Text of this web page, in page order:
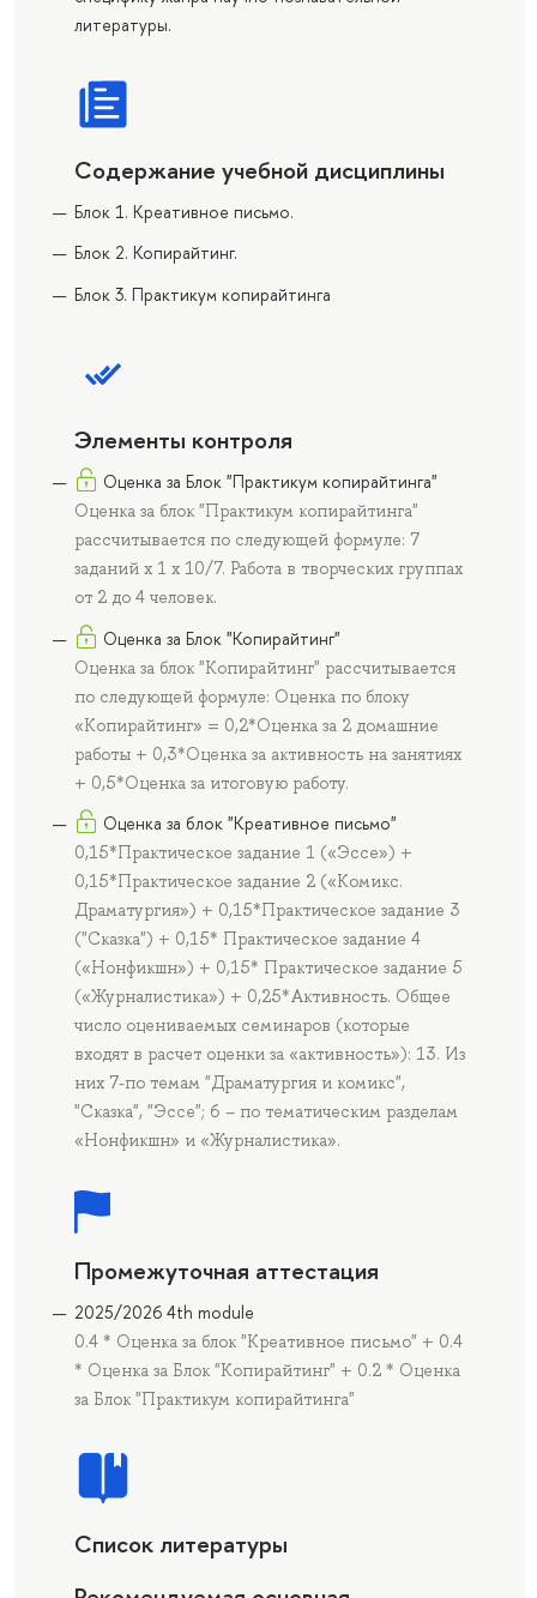
литературы.
Содержание учебной дисциплины
Блок 1. Креативное письмо.
Блок 2. Копирайтинг.
Блок 3. Практикум копирайтинга
Элементы контроля
Оценка за Блок "Практикум копирайтинга"
Оценка за блок "Практикум копирайтинга"
рассчитывается по следующей формуле: 7
заданий х 1 х 10/7. Работа в творческих группах
от 2 до 4 человек.
Оценка за Блок "Копирайтинг"
Оценка за блок "Копирайтинг" рассчитывается
по следующей формуле: Оценка по блоку
«Копирайтинг» = 0,2*Оценка за 2 домашние
работы + 0,3*Оценка за активность на занятиях
+ 0,5*Оценка за итоговую работу.
Оценка за блок "Креативное письмо"
0,15*Практическое задание 1 («Эссе») +
0,15*Практическое задание 2 («Комикс.
Драматургия») + 0,15*Практическое задание 3
("Сказка") + 0,15* Практическое задание 4
(«Нонфикшн») + 0,15* Практическое задание 5
(«Журналистика») + 0,25*Активность. Общее
число оцениваемых семинаров (которые
входят в расчет оценки за «активность»): 13. Из
них 7-по темам "Драматургия и комикс",
"Сказка", "Эссе"; 6 – по тематическим разделам
«Нонфикшн» и «Журналистика».
Промежуточная аттестация
2025/2026 4th module
0.4 * Оценка за блок "Креативное письмо" + 0.4
* Оценка за Блок "Копирайтинг" + 0.2 * Оценка
за Блок "Практикум копирайтинга"
Список литературы